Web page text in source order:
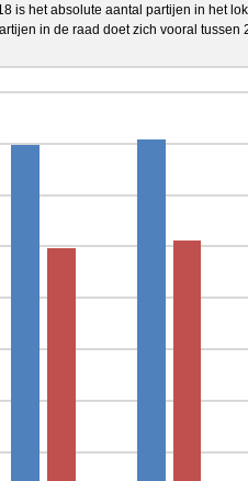
het absolute aantal partijen in het
in de raad doet zich vooral tussen